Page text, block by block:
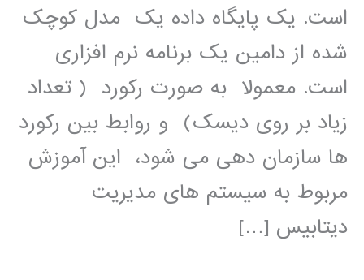
است. یک پایگاه داده یک مدل کوچک
شده از دامین یک برنامه نرم افزاری
است. معمولا به صورت رکورد ( تعداد
زیاد بر روی دیسک) و روابط بین رکورد
ها سازمان دهی می شود، این آموزش
مربوط به سیستم های مدیریت
دیتابیس […]